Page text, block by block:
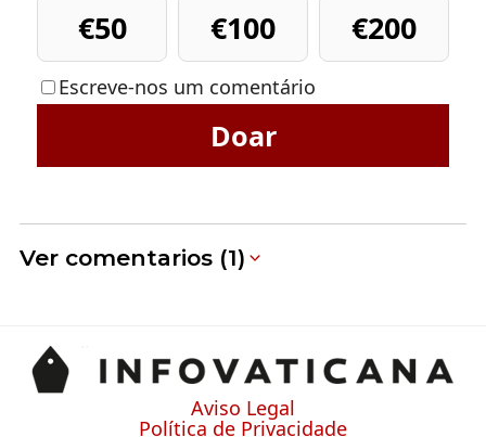
€50
€100 €200
Escreve-nos um comentário
Doar
Ver comentarios (1)
Aviso Legal
Política de Privacidade